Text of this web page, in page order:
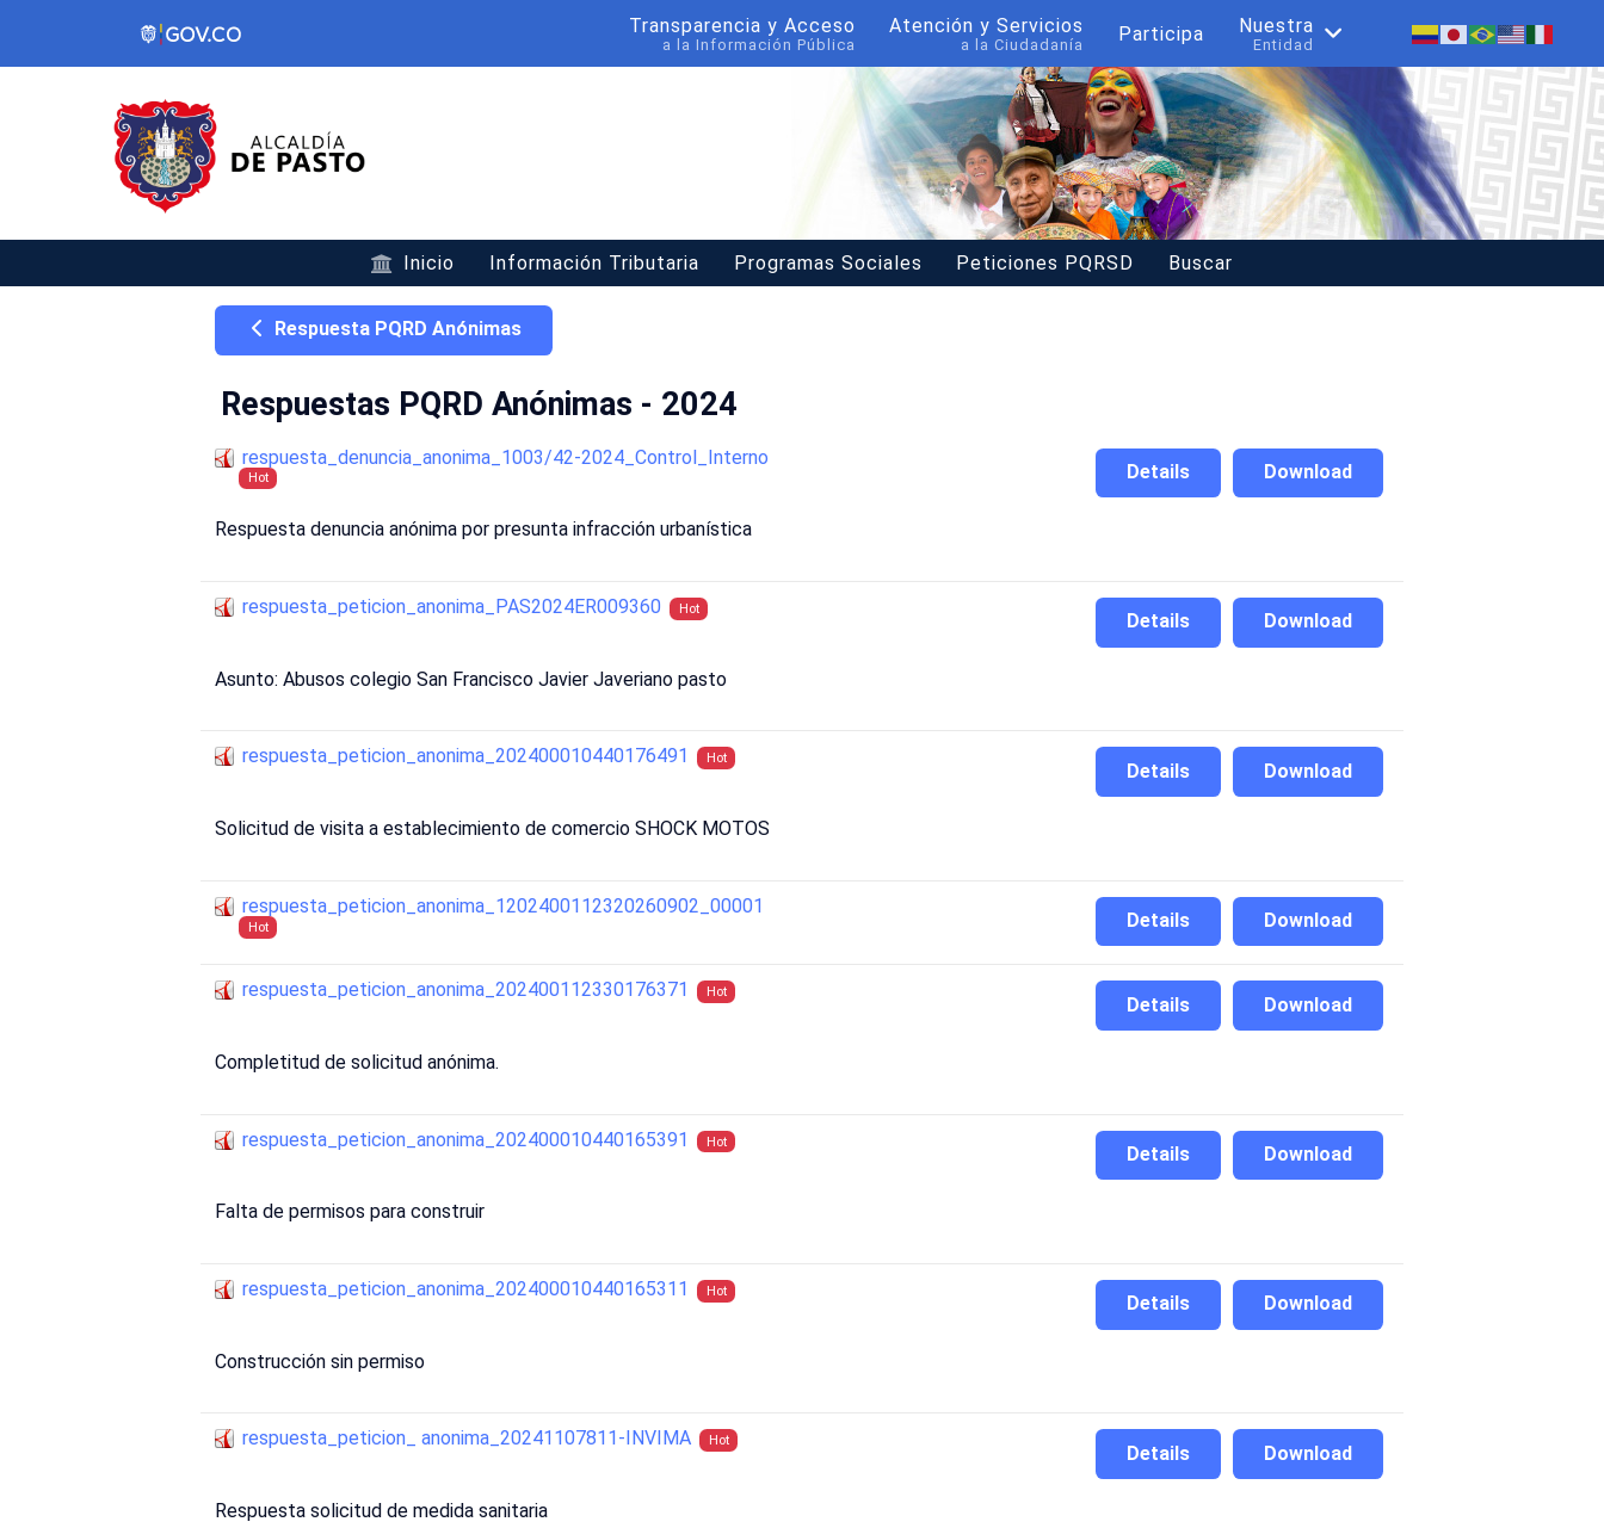
Transparencia y Acceso
a la Información Pública
Atención y Servicios
a la Ciudadanía Participa Nuestra
Entidad
Inicio Información Tributaria Programas Sociales Peticiones PQRSD Buscar
Respuesta PQRD Anónimas
Respuestas PQRD Anónimas - 2024
respuesta_denuncia_anonima_1003/42-2024_Control_Interno
Hot Download
Details
Respuesta denuncia anónima por presunta infracción urbanística
respuesta_peticion_anonima_PAS2024ER009360 Hot
Download
Details
Asunto: Abusos colegio San Francisco Javier Javeriano pasto
respuesta_peticion_anonima_202400010440176491 Hot
Download
Details
Solicitud de visita a establecimiento de comercio SHOCK MOTOS
respuesta_peticion_anonima_1202400112320260902_00001
Hot Download
Details
respuesta_peticion_anonima_202400112330176371 Hot
Download
Details
Completitud de solicitud anónima.
respuesta_peticion_anonima_202400010440165391 Hot
Download
Details
Falta de permisos para construir
respuesta_peticion_anonima_202400010440165311 Hot
Download
Details
Construcción sin permiso
respuesta_peticion_ anonima_20241107811-INVIMA Hot
Download
Details
Respuesta solicitud de medida sanitaria